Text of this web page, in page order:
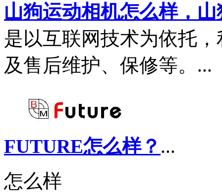
山狗运动相机怎么样，
是以互联网技术为依托
及售后维护、保修等。...
FUTURE怎么样？ ...
怎么样